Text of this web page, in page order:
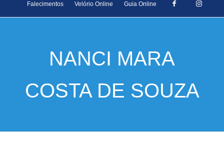
Falecimentos Velório Online Guia Online
NANCI MARA
COSTA DE SOUZA